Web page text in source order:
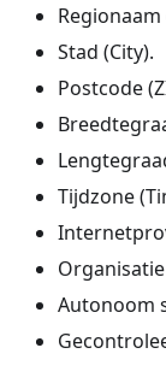
Stad (City).
Postcode
Tijdzone
Organisatie
Autonoom